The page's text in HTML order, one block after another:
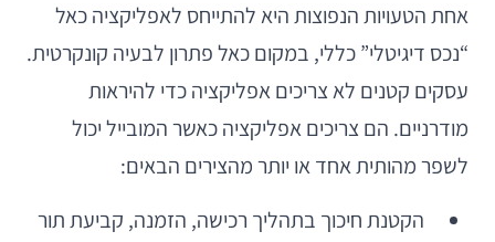
אחת הטעויות הנפוצות היא להתייחס לאפליקציה כאל
“נכס דיגיטלי” כללי, במקום כאל פתרון לבעיה קונקרטית.
עסקים קטנים לא צריכים אפליקציה כדי להיראות
מודרניים. הם צריכים אפליקציה כאשר המובייל יכול
לשפר מהותית אחד או יותר מהצירים הבאים:
הקטנת חיכוך בתהליך רכישה, הזמנה, קביעת תור